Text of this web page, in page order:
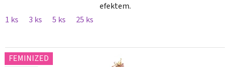
efektem.
1 ks
3 ks 5 ks 25 ks
FEMINIZED